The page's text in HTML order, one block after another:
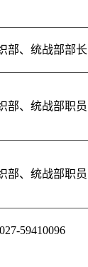
部、统战部部长
部、统战部职员
部、统战部职员
59410096